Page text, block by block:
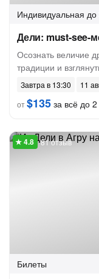
Индивидуальная до
Дели: must-see-
Осознать величие
традиции и
Завтра в 13:30
11
от$135 за всё до
81 отзыв
Билеты